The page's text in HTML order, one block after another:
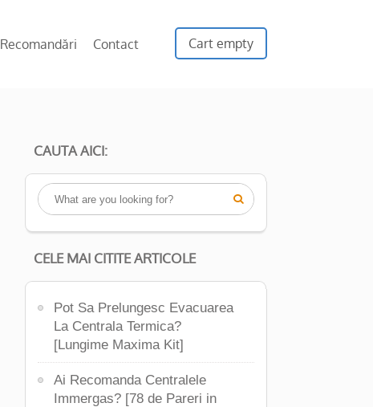
Cart empty
Recomandări Contact
CAUTA AICI:

CELE MAI CITITE ARTICOLE
Pot Sa Prelungesc Evacuarea
La Centrala Termica?
[Lungime Maxima Kit]
Ai Recomanda Centralele
Immergas? [78 de Pareri in